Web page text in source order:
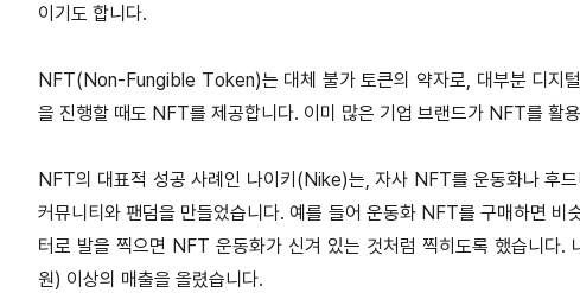
이기도 합니다.
NFT(Non-Fungible Token)는 대체 불가 토큰의 약자로, 대부분 디지
을 진행할 때도 NFT를 제공합니다. 이미 많은 기업 브랜드가 NFT를 활
NFT의 대표적 성공 사례인 나이키(Nike)는, 자사 NFT를 운동화나 후
커뮤니티와 팬덤을 만들었습니다. 예를 들어 운동화 NFT를 구매하면 비
터로 발을 찍으면 NFT 운동화가 신겨 있는 것처럼 찍히도록 했습니
원) 이상의 매출을 올렸습니다.